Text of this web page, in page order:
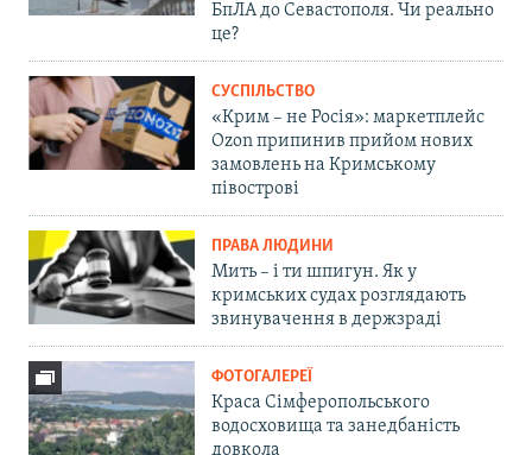
БпЛА до Севастополя. Чи реально
це?
СУСПІЛЬСТВО
«Крим – не Росія»: маркетплейс
Ozon припинив прийом нових
замовлень на Кримському
півострові
ПРАВА ЛЮДИНИ
Мить – і ти шпигун. Як у
кримських судах розглядають
звинувачення в держзраді
ФОТОГАЛЕРЕЇ
Краса Сімферопольського
водосховища та занедбаність
довкола